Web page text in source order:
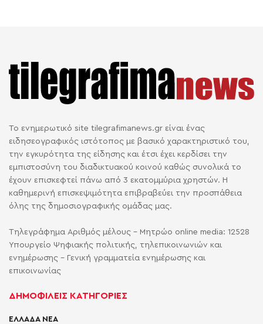
Το ενημερωτικό site tilegrafimanews.gr είναι ένας
ειδησεογραφικός ιστότοπος με βασικό χαρακτηριστικό του,
την εγκυρότητα της είδησης και έτσι έχει κερδίσει την
εμπιστοσύνη του διαδικτυακού κοινού καθώς συνολικά το
έχουν επισκεφτεί πάνω από 3 εκατομμύρια χρηστών. Η
καθημερινή επισκεψιμότητα επιβραβεύει την προσπάθεια
όλης της δημοσιογραφικής ομάδας μας.
Τηλεγράφημα Αριθμός μέλους - Μητρώο online media: 12528
Υπουργείο Ψηφιακής πολιτικής, τηλεπικοινωνιών και
ενημέρωσης - Γενική γραμματεία ενημέρωσης και
επικοινωνίας
ΔΗΜΟΦΙΛΕΙΣ ΚΑΤΗΓΟΡΙΕΣ
ΕΛΛΑΔΑ ΝΕΑ